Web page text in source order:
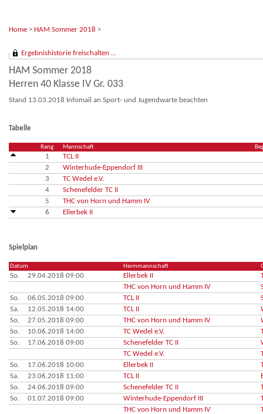
Home > HAM Sommer 2018 >
Ergebnishistorie freischalten ...
HAM Sommer 2018
Herren 40 Klasse IV Gr. 033
Stand 13.03.2018 Infomail an Sport- und Jugendwarte beachten
Tabelle
Rang Mannschaft
1
TCL II
2
Winterhude-Eppendorf III
3
TC Wedel e.V.
4
Schenefelder TC II
5
THC von Horn und Hamm IV
6
Ellerbek II
Spielplan
Datum Heimmannschaft
So. 29.04.2018 09:00 Ellerbek II
THC von Horn und Hamm IV
So.
06.05.2018 09:00 TCL II
Sa.
12.05.2018 14:00 TCL II
So.
27.05.2018 09:00 THC von Horn und Hamm IV
So.
10.06.2018 14:00 TC Wedel e.V.
So.
17.06.2018 09:00 Schenefelder TC II
TC Wedel e.V.
So.
17.06.2018 10:00 Ellerbek II
Sa.
23.06.2018 11:00 TCL II
So.
24.06.2018 09:00 Schenefelder TC II
So.
01.07.2018 09:00 Winterhude-Eppendorf III
THC von Horn und Hamm IV